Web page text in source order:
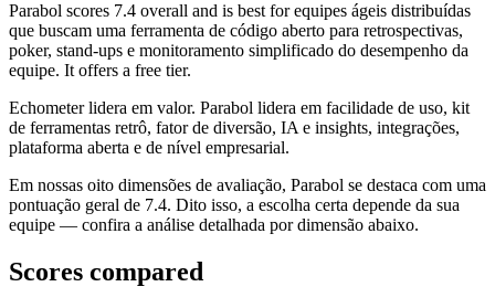
Parabol scores 7.4 overall and is best for equipes ágeis distribuídas
que buscam uma ferramenta de código aberto para retrospectivas,
poker, stand-ups e monitoramento simplificado do desempenho da
equipe. It offers a free tier.
Echometer lidera em valor. Parabol lidera em facilidade de uso, kit
de ferramentas retrô, fator de diversão, IA e insights, integrações,
plataforma aberta e de nível empresarial.
Em nossas oito dimensões de avaliação, Parabol se destaca com uma
pontuação geral de 7.4. Dito isso, a escolha certa depende da sua
equipe — confira a análise detalhada por dimensão abaixo.
Scores compared